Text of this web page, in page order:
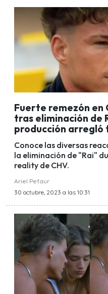
Fuerte remezón en
tras eliminación de
producción arregló
Conoce las diversas
la eliminación de "Rai"
reality de CHV.
Ariel Pefaur
30 octubre, 2023 a las 10:31